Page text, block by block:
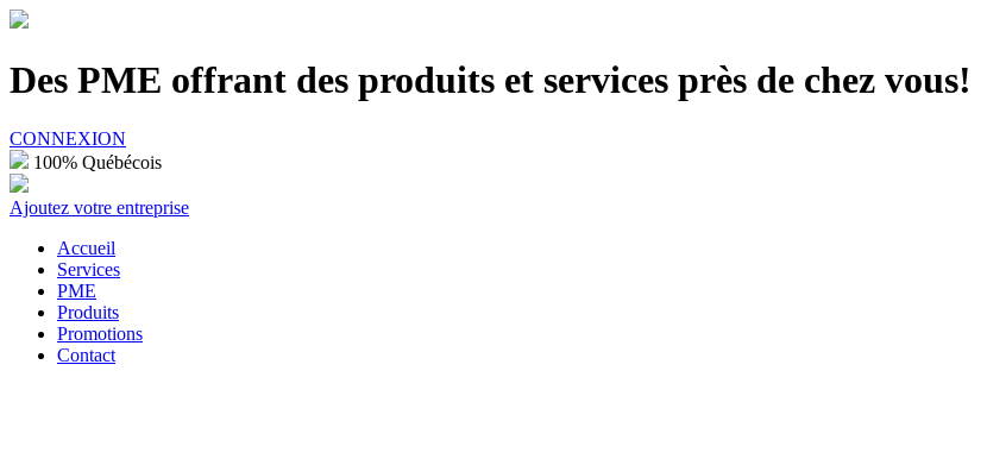
Des PME offrant des produits et services près de chez vous!
CONNEXION
100% Québécois
Ajoutez votre entreprise
Accueil
Services
PME
Produits
Promotions
Contact